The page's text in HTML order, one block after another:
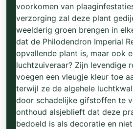
voorkomen van
verzorging zal deze plant
weelderig groen brengen in
dat de Philodendron Imperial
opvallende plant is, maar ook
luchtzuiveraar? Zijn levendige
voegen een vleugje kleur toe
terwijl ze de algehele
door schadelijke gifstoffen te
onthoud alsjeblieft dat deze
bedoeld is als decoratie en